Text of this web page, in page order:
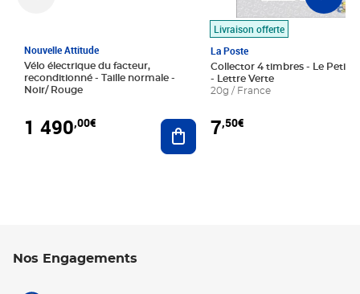
Nouvelle Attitude
Vélo électrique du facteur,
reconditionné - Taille normale -
Noir/ Rouge
1 490,00€ Ajouter au panier
Livraison offerte
La Poste
Collector 4 timbres - Le Petit
- Lettre Verte
20g / France
7,50€
Nos Engagements